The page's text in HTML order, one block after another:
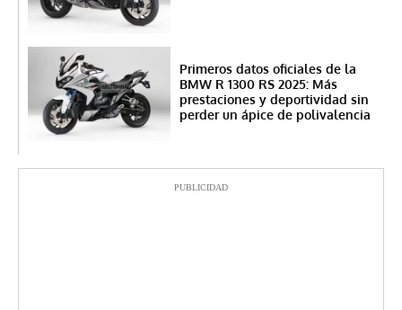
Primeros datos oficiales de la
BMW R 1300 RS 2025: Más
prestaciones y deportividad sin
perder un ápice de polivalencia
PUBLICIDAD